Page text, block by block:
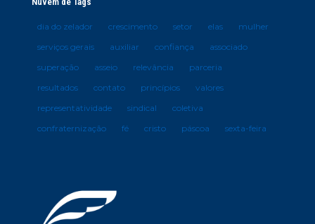
dia do zelador crescimento setor elas
mulher
serviços gerais
auxiliar confiança
associado
superação
asseio relevância
parceria
resultados
contato princípios
valores
representatividade
sindical
coletiva
confraternização
fé cristo páscoa sexta-feira